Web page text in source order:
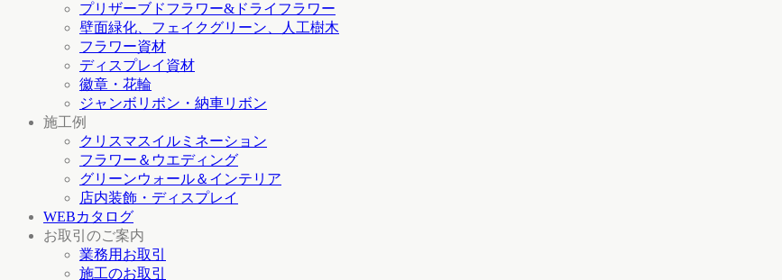
プリザーブドフラワー&ドライフラワー
壁面緑化、フェイクグリーン、人工樹木
フラワー資材
ディスプレイ資材
徽章・花輪
ジャンボリボン・納車リボン
施工例
クリスマスイルミネーション
フラワー＆ウエディング
グリーンウォール＆インテリア
店内装飾・ディスプレイ
WEBカタログ
お取引のご案内
業務用お取引
施工のお取引